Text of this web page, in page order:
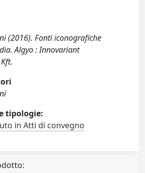
(2016). Fonti iconografiche
Algyo : Innovariant
tipologie:
in Atti di convegno